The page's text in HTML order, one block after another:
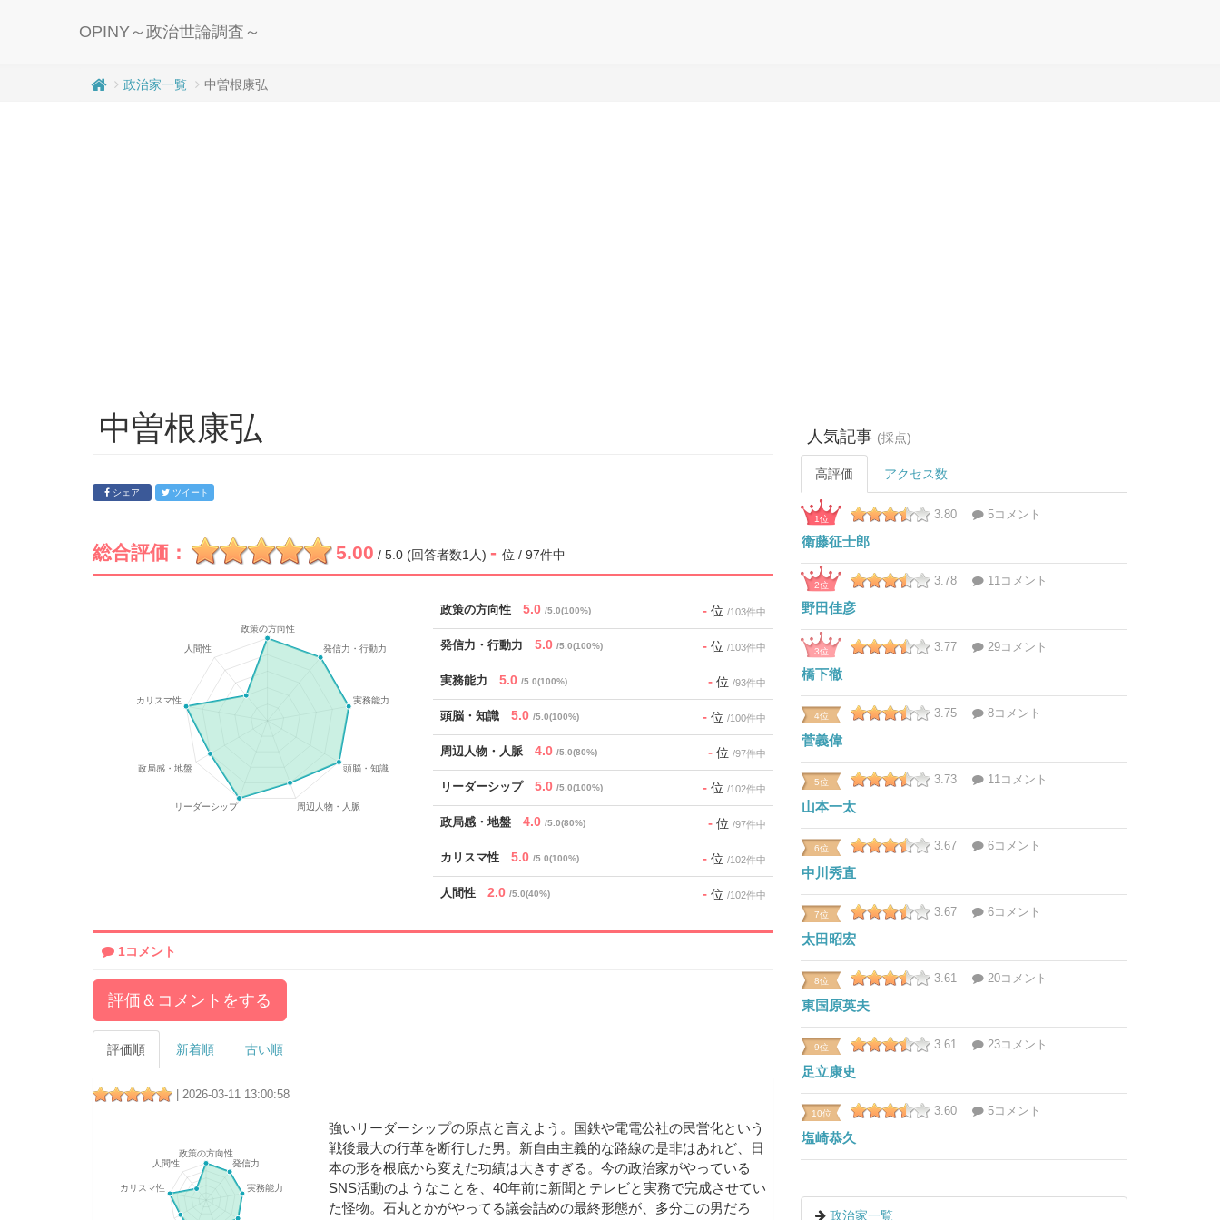
OPINY～政治世論調査～
政治家一覧 中曽根康弘
中曽根康弘
シェア ツイート
総合評価： 5.00 / 5.0 (回答者数1人) - 位 / 97件中
政策の方向性 5.0 /5.0(100%) - 位 /103件中
発信力・行動力 5.0 /5.0(100%) - 位 /103件中
実務能力 5.0 /5.0(100%) - 位 /93件中
頭脳・知識 5.0 /5.0(100%) - 位 /100件中
周辺人物・人脈 4.0 /5.0(80%) - 位 /97件中
リーダーシップ 5.0 /5.0(100%) - 位 /102件中
政局感・地盤 4.0 /5.0(80%) - 位 /97件中
カリスマ性 5.0 /5.0(100%) - 位 /102件中
人間性 2.0 /5.0(40%) - 位 /102件中
1コメント
評価＆コメントをする
評価順 新着順 古い順
| 2026-03-11 13:00:58
強いリーダーシップの原点と言えよう。国鉄や電電公社の民営化という
戦後最大の行革を断行した男。新自由主義的な路線の是非はあれど、日
本の形を根底から変えた功績は大きすぎる。今の政治家がやっている
SNS活動のようなことを、40年前に新聞とテレビと実務で完成させてい
た怪物。石丸とかがやってる議会詰めの最終形態が、多分この男だろ
人気記事 (採点)
高評価 アクセス数
1位 3.80 5コメント
衛藤征士郎
2位 3.78 11コメント
野田佳彦
3位 3.77 29コメント
橋下徹
4位 3.75 8コメント
菅義偉
5位 3.73 11コメント
山本一太
6位 3.67 6コメント
中川秀直
7位 3.67 6コメント
太田昭宏
8位 3.61 20コメント
東国原英夫
9位 3.61 23コメント
足立康史
10位 3.60 5コメント
塩崎恭久
政治家一覧